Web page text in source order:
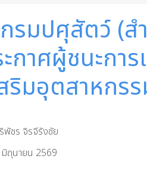
รมปศุสัตว์ (
ะกาศผู้ชนะก
ริมอุตสาหกร
ชร จิรจีรังชัย
มิถุนายน 2569